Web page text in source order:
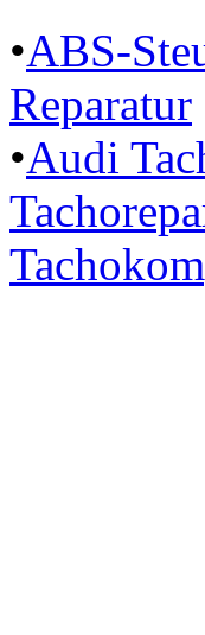
•ABS-
Reparatur
•Audi